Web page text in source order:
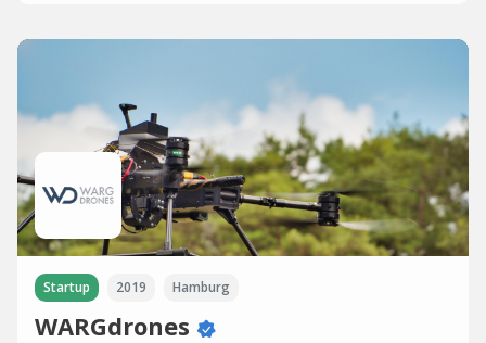
Startup 2019 Hamburg
WARGdrones